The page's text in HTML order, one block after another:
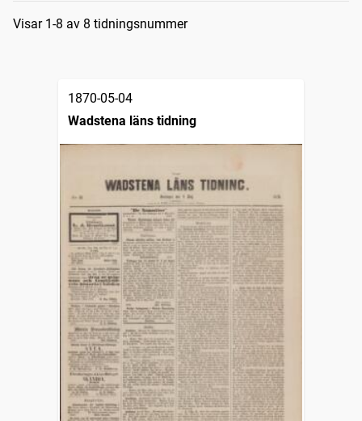
Sökresultat
Visar 1-8 av 8 tidningsnummer
1870-05-04
Wadstena läns tidning